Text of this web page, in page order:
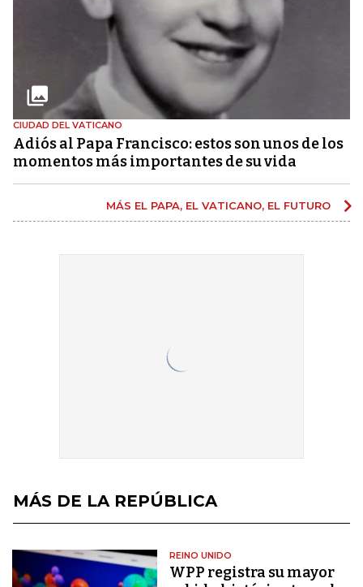
CIUDAD DEL VATICANO
Adiós al Papa Francisco: estos son unos de los
momentos más importantes de su vida
MÁS EL PAPA, EL VATICANO, EL FUTURO
MÁS DE LA REPÚBLICA
REINO UNIDO
WPP registra su mayor